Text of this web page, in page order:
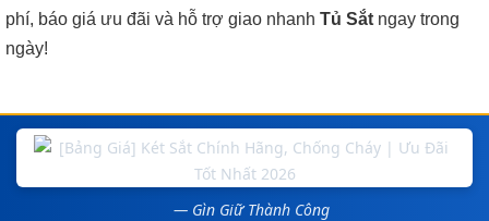
phí, báo giá ưu đãi và hỗ trợ giao nhanh Tủ Sắt ngay trong
ngày!
— Gìn Giữ Thành Công